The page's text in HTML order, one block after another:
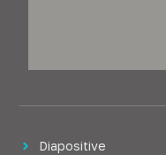
Diapositive